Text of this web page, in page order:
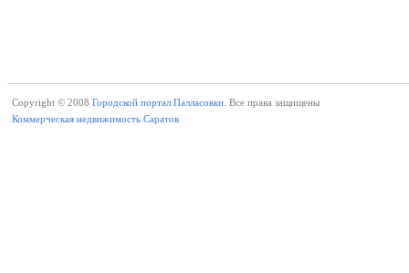
Copyright © 2008 Городской портал Палласовки. Все права защищены
Коммерческая недвижимость Саратов